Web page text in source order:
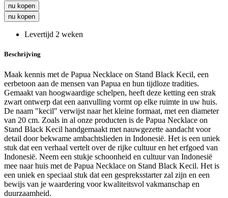
nu kopen
nu kopen
Levertijd 2 weken
Beschrijving
Maak kennis met de Papua Necklace on Stand Black Kecil, een
eerbetoon aan de mensen van Papua en hun tijdloze tradities.
Gemaakt van hoogwaardige schelpen, heeft deze ketting een strak
zwart ontwerp dat een aanvulling vormt op elke ruimte in uw huis.
De naam "kecil" verwijst naar het kleine formaat, met een diameter
van 20 cm. Zoals in al onze producten is de Papua Necklace on
Stand Black Kecil handgemaakt met nauwgezette aandacht voor
detail door bekwame ambachtslieden in Indonesië. Het is een uniek
stuk dat een verhaal vertelt over de rijke cultuur en het erfgoed van
Indonesië. Neem een stukje schoonheid en cultuur van Indonesië
mee naar huis met de Papua Necklace on Stand Black Kecil. Het is
een uniek en speciaal stuk dat een gespreksstarter zal zijn en een
bewijs van je waardering voor kwaliteitsvol vakmanschap en
duurzaamheid.